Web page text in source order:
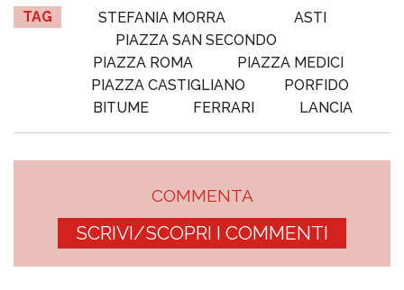
TAG STEFANIA MORRA
ASTI
PIAZZA SAN SECONDO
PIAZZA ROMA
PIAZZA MEDICI
PIAZZA CASTIGLIANO
PORFIDO
BITUME
FERRARI LANCIA
COMMENTA
SCRIVI/SCOPRI I COMMENTI